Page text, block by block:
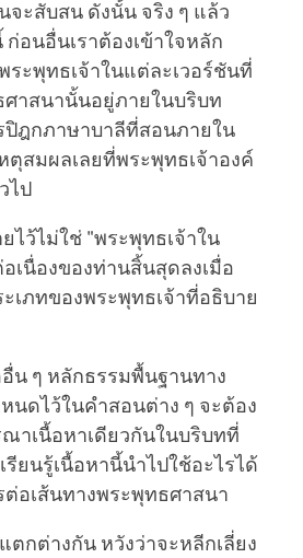
จะสับสน ดังนั้น จริง ๆ แล้ว
ก่อนอื่นเราต้องเข้าใจหลัก
ะพุทธเจ้าในแต่ละเวอร์ชันที่
าสนานั้นอยู่ภายในบริบท
ปิฎกภาษาบาลีที่สอนภายใน
สมผลเลยที่พระพุทธเจ้าองค์
ไป
ไว้ไม่ใช่ "พระพุทธเจ้าใน
เนื่องของท่านสิ้นสุดลงเมื่อ
เภทของพระพุทธเจ้าที่อธิบาย
น ๆ หลักธรรมพื้นฐานทาง
ดไว้ในคำสอนต่าง ๆ จะต้อง
ณาเนื้อหาเดียวกันในบริบทที่
ยนรู้เนื้อหานี้นำไปใช้อะไรได้
อเส้นทางพระพุทธศาสนา
กต่างกัน หวังว่าจะหลีกเลี่ยง